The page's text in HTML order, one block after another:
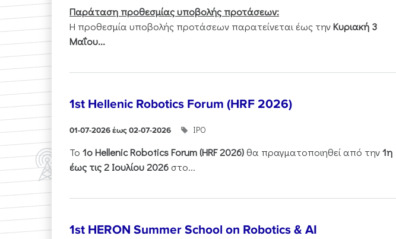
Παράταση προθεσμίας υποβολής προτάσεων:
Η προθεσμία υποβολής προτάσεων παρατείνεται έως τηνΚυριακή 3
Μαΐου...
1st Hellenic Robotics Forum (HRF 2026)
01-07-2026 έως 02-07-2026 ΙΡΟ
Το 1οHellenicRoboticsForum(HRF2026)θα πραγματοποιηθεί από την1η
έως τις 2 Ιουλίου 2026 στο...
1st HERON Summer School on Robotics & AI